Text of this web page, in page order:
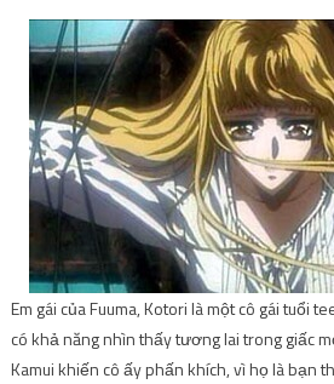
Em gái của Fuuma, Kotori là một cô gái tuổi
có khả năng nhìn thấy tương lai trong giấc
Kamui khiến cô ấy phấn khích, vì họ là bạn